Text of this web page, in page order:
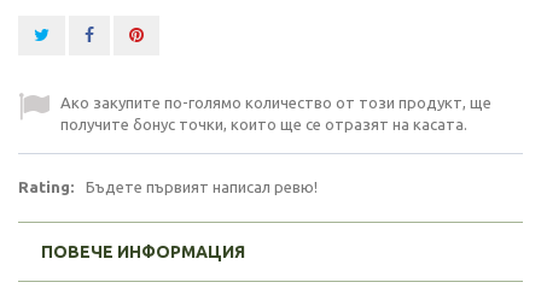
Ако закупите по-голямо количество от този продукт, ще
получите бонус точки, които ще се отразят на касата.
Rating: Бъдете първият написал ревю!
ПОВЕЧЕ ИНФОРМАЦИЯ